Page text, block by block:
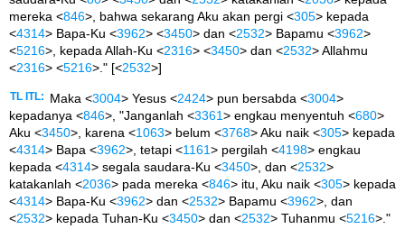
mereka <846>, bahwa sekarang Aku akan pergi <305> kepada
<4314> Bapa-Ku <3962> <3450> dan <2532> Bapamu <3962>
<5216>, kepada Allah-Ku <2316> <3450> dan <2532> Allahmu
<2316> <5216>." [<2532>]
TL ITL: Maka <3004> Yesus <2424> pun bersabda <3004>
kepadanya <846>, "Janganlah <3361> engkau menyentuh <680>
Aku <3450>, karena <1063> belum <3768> Aku naik <305> kepada
<4314> Bapa <3962>, tetapi <1161> pergilah <4198> engkau
kepada <4314> segala saudara-Ku <3450>, dan <2532>
katakanlah <2036> pada mereka <846> itu, Aku naik <305> kepada
<4314> Bapa-Ku <3962> dan <2532> Bapamu <3962>, dan
<2532> kepada Tuhan-Ku <3450> dan <2532> Tuhanmu <5216>."